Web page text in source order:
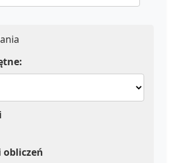
obliczeń